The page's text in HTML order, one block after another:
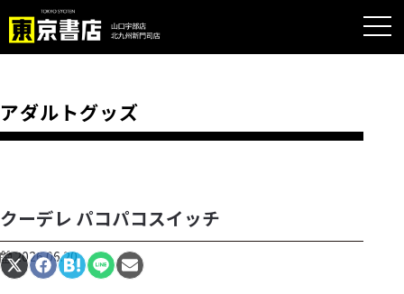
アダルトグッズ
クーデレ パコパコスイッチ
2026.06.20
Share
on
Share
on
Share
on
Share
on
Share
on